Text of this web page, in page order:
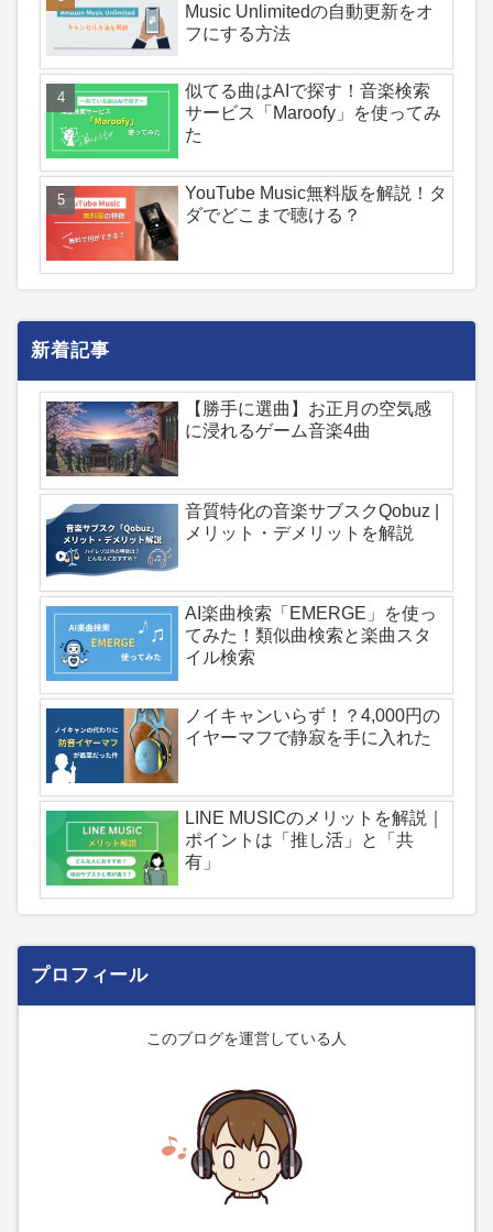
Music Unlimitedの自動更新をオ
フにする方法
似てる曲はAIで探す！音楽検索
サービス「Maroofy」を使ってみ
た
YouTube Music無料版を解説！タ
ダでどこまで聴ける？
新着記事
【勝手に選曲】お正月の空気感
に浸れるゲーム音楽4曲
音質特化の音楽サブスクQobuz |
メリット・デメリットを解説
AI楽曲検索「EMERGE」を使っ
てみた！類似曲検索と楽曲スタ
イル検索
ノイキャンいらず！？4,000円の
イヤーマフで静寂を手に入れた
LINE MUSICのメリットを解説｜
ポイントは「推し活」と「共
有」
プロフィール
このブログを運営している人